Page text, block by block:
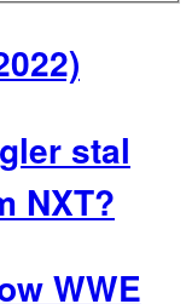
stal
NXT?
WWE